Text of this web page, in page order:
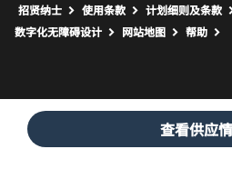
查看供应
招贤纳士 使用条款 计划细则及条款
数字化无障碍设计
网站地图 打开新
帮助